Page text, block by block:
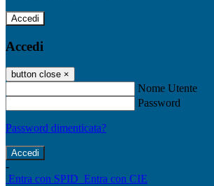
Accedi
Accedi
button close ×
Nome Utente
Password
Password dimenticata?
-
Entra con SPID Entra con CIE